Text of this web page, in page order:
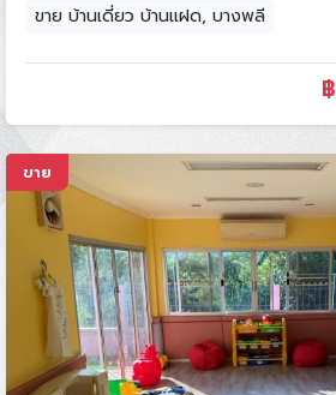
ขาย บ้านเดี่ยว บ้านแฝด, บางพลี
฿
ขาย